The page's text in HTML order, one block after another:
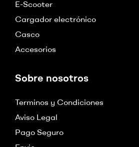
E-Scooter
Cargador electrónico
Casco
Accesorios
Sobre nosotros
Terminos y Condiciones
Aviso Legal
Pago Seguro